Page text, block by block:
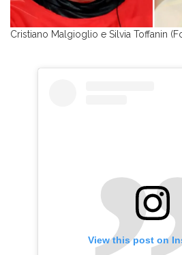
Cristiano Malgioglio e Silvia Toffanin
View this post on